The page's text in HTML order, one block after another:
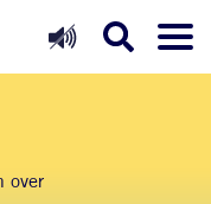
over